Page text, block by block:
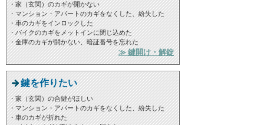
・家（玄関）のカギが開かない
・マンション・アパートのカギをなくした、紛失した
・車のカギをインロックした
・バイクのカギをメットインに閉じ込めた
・金庫のカギが開かない、暗証番号を忘れた
≫ 鍵開け・解錠
鍵を作りたい
・家（玄関）の合鍵がほしい
・マンション・アパートのカギをなくした、紛失した
・車のカギが折れた